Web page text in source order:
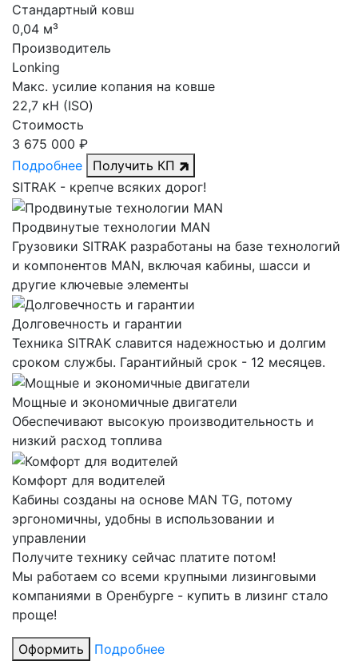
Стандартный ковш
0,04 м³
Производитель
Lonking
Макс. усилие копания на ковше
22,7 кН (ISO)
Стоимость
3 675 000 ₽
Подробнее
Получить КП
SITRAK - крепче всяких дорог!
Продвинутые технологии MAN
Грузовики SITRAK разработаны на базе технологий
и компонентов MAN, включая кабины, шасси и
другие ключевые элементы
Долговечность и гарантии
Техника SITRAK славится надежностью и долгим
сроком службы. Гарантийный срок - 12 месяцев.
Мощные и экономичные двигатели
Обеспечивают высокую производительность и
низкий расход топлива
Комфорт для водителей
Кабины созданы на основе MAN TG, потому
эргономичны, удобны в использовании и
управлении
Получите технику сейчас платите потом!
Мы работаем со всеми крупными лизинговыми
компаниями в Оренбурге - купить в лизинг стало
проще!
Оформить
Подробнее